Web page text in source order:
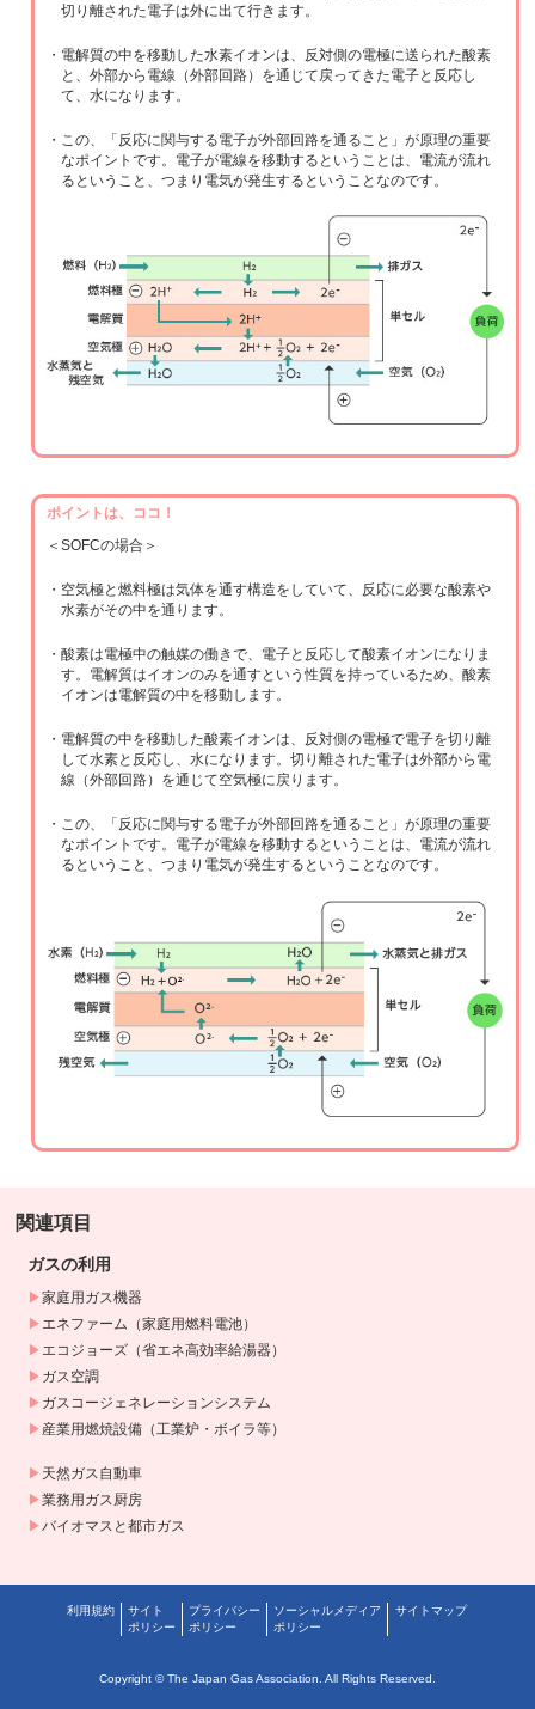
切り離された電子は外に出て行きます。
・電解質の中を移動した水素イオンは、反対側の電極に送られた酸素
と、外部から電線（外部回路）を通じて戻ってきた電子と反応し
て、水になります。
・この、「反応に関与する電子が外部回路を通ること」が原理の重要
なポイントです。電子が電線を移動するということは、電流が流れ
るということ、つまり電気が発生するということなのです。
ポイントは、ココ！
＜SOFCの場合＞
・空気極と燃料極は気体を通す構造をしていて、反応に必要な酸素や
水素がその中を通ります。
・酸素は電極中の触媒の働きで、電子と反応して酸素イオンになりま
す。電解質はイオンのみを通すという性質を持っているため、酸素
イオンは電解質の中を移動します。
・電解質の中を移動した酸素イオンは、反対側の電極で電子を切り離
して水素と反応し、水になります。切り離された電子は外部から電
線（外部回路）を通じて空気極に戻ります。
・この、「反応に関与する電子が外部回路を通ること」が原理の重要
なポイントです。電子が電線を移動するということは、電流が流れ
るということ、つまり電気が発生するということなのです。
関連項目
ガスの利用
家庭用ガス機器
エネファーム（家庭用燃料電池）
エコジョーズ（省エネ高効率給湯器）
ガス空調
ガスコージェネレーションシステム
産業用燃焼設備（工業炉・ボイラ等）
天然ガス自動車
業務用ガス厨房
バイオマスと都市ガス
利用規約
サイト
ポリシー
プライバシー
ポリシー
ソーシャルメディア
ポリシー
サイトマップ
Copyright © The Japan Gas Association. All Rights Reserved.